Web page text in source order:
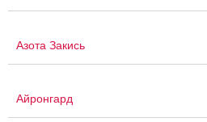
Азота Закись
Айронгард